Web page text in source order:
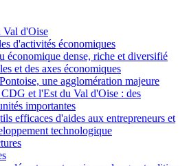
Val d'Oise
d'activités économiques
économique dense, riche et diversifié
et des axes économiques
une agglomération majeure
et l'Est du Val d'Oise : des
importantes
efficaces d'aides aux entrepreneurs et
technologique